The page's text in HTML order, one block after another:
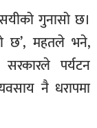
गुनासो छ।
छ’, महतले भने,
पर्यटन
नै धरापमा